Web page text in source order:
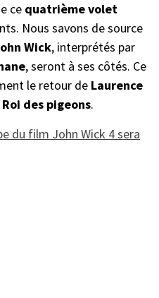
ce quatrième volet
Nous savons de source
Wick, interprétés par
, seront à ses côtés. Ce
le retour de Laurence
Roi des pigeons.
du film John Wick 4 sera